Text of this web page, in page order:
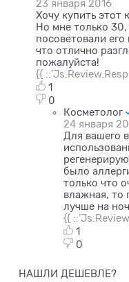
23 января 2016
Хочу купить этот
Но мне только
посоветовали его
что отлично
пожалуйста!
{{
1
0
Косметолог
24 января
Для вашего
было
только что
влажная, то
лучше на
{{
1
0
НАШЛИ ДЕШЕВЛЕ?